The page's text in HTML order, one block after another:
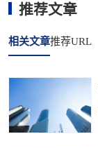
推荐文章
相关文章推荐URL